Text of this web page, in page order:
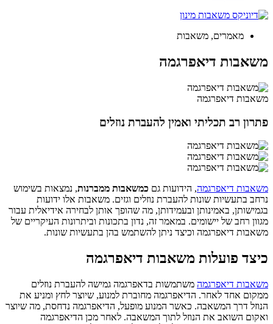
מאמרים, משאבות
משאבות דיאפרגמה
משאבות דיאפרגמה
פתרון רב תכליתי ואמין להעברת נוזלים
משאבות דיאפרגמה, הידועות גם כמשאבות ממברנות, נמצאות בשימוש
נרחב בתעשיות שונות להעברת נוזלים וגזים. משאבות אלו ידועות
בגמישותן, באמינותן ובעמידותן, מה שהופך אותן לבחירה אידיאלית עבור
מגוון רחב של יישומים. במאמר זה, נדון בתכונות וביתרונות העיקריים של
משאבות דיאפרגמה וכיצד ניתן להשתמש בהן בתעשיות שונות.
כיצד פועלות משאבות דיאפרגמה
משאבות דיאפרגמה משתמשות בדאפרגמה גמישה להעברת נוזלים
ממקום אחד לאחר. הדיאפרגמה מחוברת למנוע, שיוצר לחץ ומניע את
הנוזל דרך המשאבה. כאשר המנוע מופעל, הדיאפרגמה נדחסת, מה שיוצר
ואקום השואב את הנוזל לתוך המשאבה. לאחר מכן הדיאפרגמה